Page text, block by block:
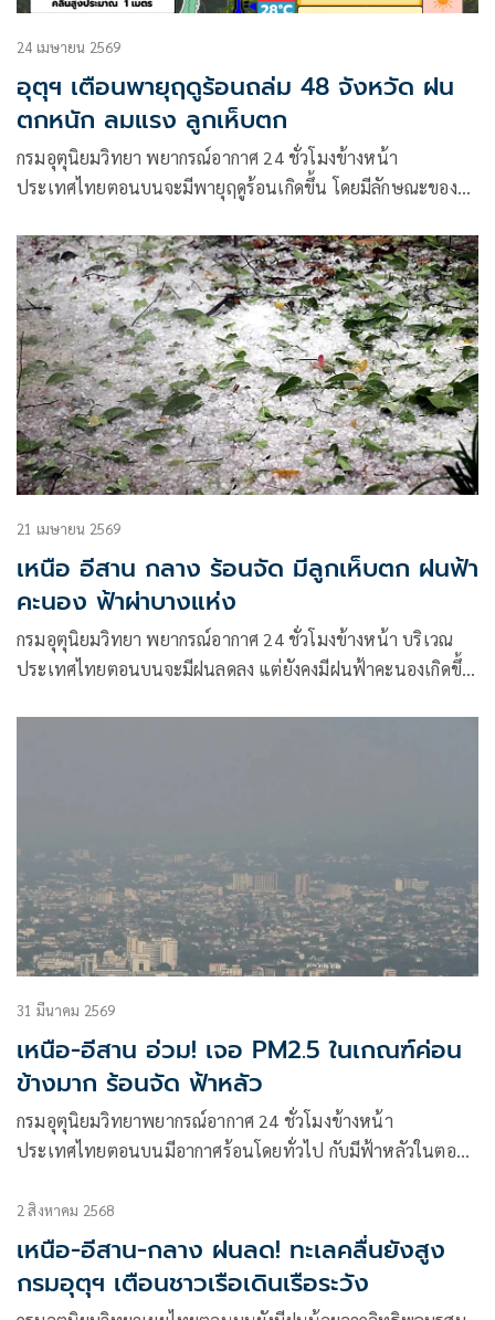
24 เมษายน 2569
อุตุฯ เตือนพายุฤดูร้อนถล่ม 48 จังหวัด ฝน
ตกหนัก ลมแรง ลูกเห็บตก
กรมอุตุนิยมวิทยา พยากรณ์อากาศ 24 ชั่วโมงข้างหน้า
ประเทศไทยตอนบนจะมีพายุฤดูร้อนเกิดขึ้น โดยมีลักษณะของ
แห่ง
21 เมษายน 2569
เหนือ อีสาน กลาง ร้อนจัด มีลูกเห็บตก ฝนฟ้า
คะนอง ฟ้าผ่าบางแห่ง
กรมอุตุนิยมวิทยา พยากรณ์อากาศ 24 ชั่วโมงข้างหน้า บริเวณ
ประเทศไทยตอนบนจะมีฝนลดลง แต่ยังคงมีฝนฟ้าคะนองเกิดขึ้น
31 มีนาคม 2569
เหนือ-อีสาน อ่วม! เจอ PM2.5 ในเกณฑ์ค่อน
ข้างมาก ร้อนจัด ฟ้าหลัว
กรมอุตุนิยมวิทยาพยากรณ์อากาศ 24 ชั่วโมงข้างหน้า
ประเทศไทยตอนบนมีอากาศร้อนโดยทั่วไป กับมีฟ้าหลัวในตอน
2 สิงหาคม 2568
เหนือ-อีสาน-กลาง ฝนลด! ทะเลคลื่นยังสูง
กรมอุตุฯ เตือนชาวเรือเดินเรือระวัง